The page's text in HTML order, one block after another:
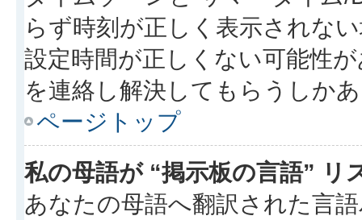
らず時刻が正しく表示されな
設定時間が正しくない可能性
を連絡し解決してもらうしか
ページトップ
私の母語が “掲示板の言語” リ
あなたの母語へ翻訳された言